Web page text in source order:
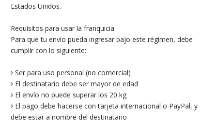
Estados Unidos.
Requisitos para usar la franquicia
Para que tu envío pueda ingresar bajo este régimen, debe
cumplir con lo siguiente:
Ser para uso personal (no comercial)
El destinatario debe ser mayor de edad
El envío no puede superar los 20 kg
El pago debe hacerse con tarjeta internacional o PayPal, y
debe estar a nombre del destinatario